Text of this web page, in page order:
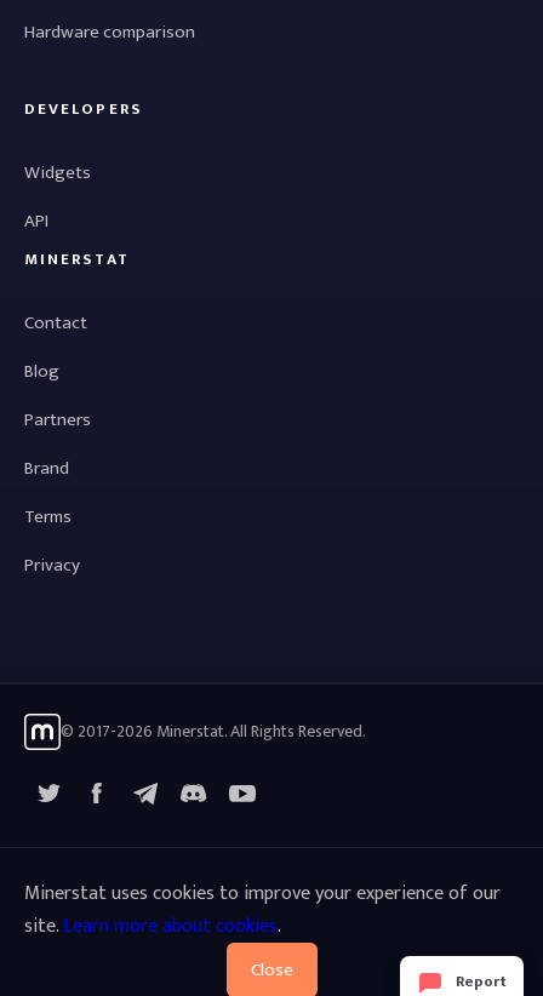
Report
Hardware comparison
DEVELOPERS
Widgets
API
MINERSTAT
Contact
Blog
Partners
Brand
Terms
Privacy
© 2017-2026 Minerstat. All Rights Reserved.
FacebookTelegramYouTube
Minerstat uses cookies to improve your experience of our
site.Learn more about cookies.
Close